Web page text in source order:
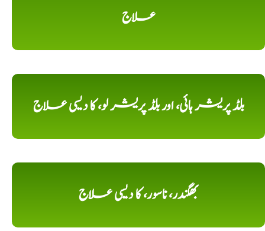
علاج
بلڈ پریشر ہائی، اور بلڈ پریشر لو، کا دیسی علاج
بھگندر، ناسور، کا دیسی علاج